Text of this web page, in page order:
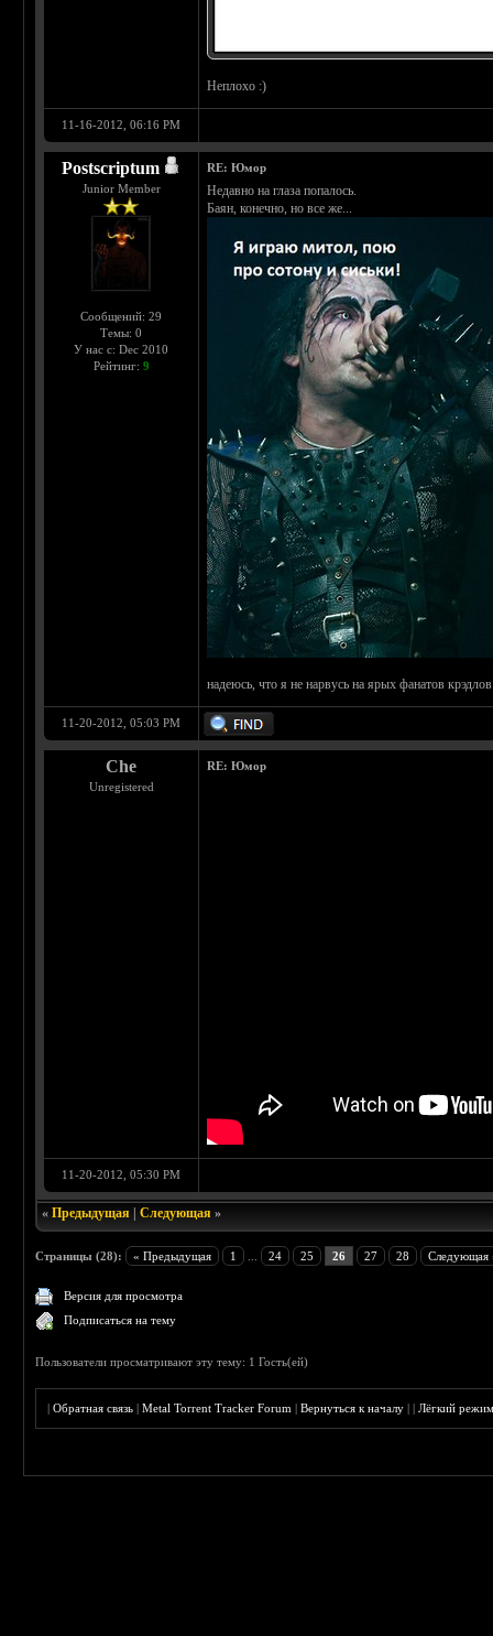
Неплохо :)
11-16-2012, 06:16 PM
Postscriptum
Junior Member
Сообщений: 29
Темы: 0
У нас с: Dec 2010
Рейтинг: 9
RE: Юмор
Недавно на глаза попалось.
Баян, конечно, но все же...
надеюсь, что я не нарвусь на ярых фанатов
11-20-2012, 05:03 PM
Che
Unregistered
RE: Юмор
11-20-2012, 05:30 PM
«Предыдущая |Следующая »
Страницы (28): « Предыдущая 1 24 25 26 27 28 Следующая
Версия для просмотра
Подписаться на тему
Пользователи просматривают эту тему: 1 Гость(ей)
|Обратная связь |Metal Torrent Tracker Forum |Вернуться к началу ||Лёгкий